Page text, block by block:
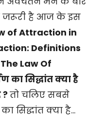
जरूरी है आज के इस
of Attraction in
Definitions
Law Of
सिद्धांत क्या है
तो चलिए सबसे
सिद्धांत क्या है…